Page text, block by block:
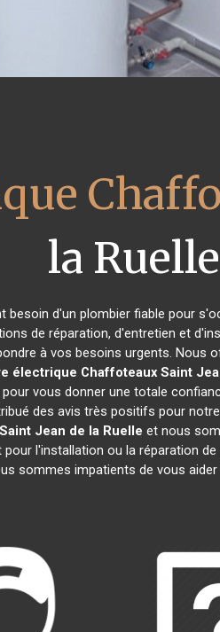
la Ruelle
besoin d'un plombier fiable pour
de réparation, d'entretien et
à vos besoins urgents. Nous
électrique Chaffoteaux Saint
vous donner une totale
des avis très positifs pour
Saint Jean de la Ruelle et nous
l'installation ou la réparation de
sommes impatients de vous